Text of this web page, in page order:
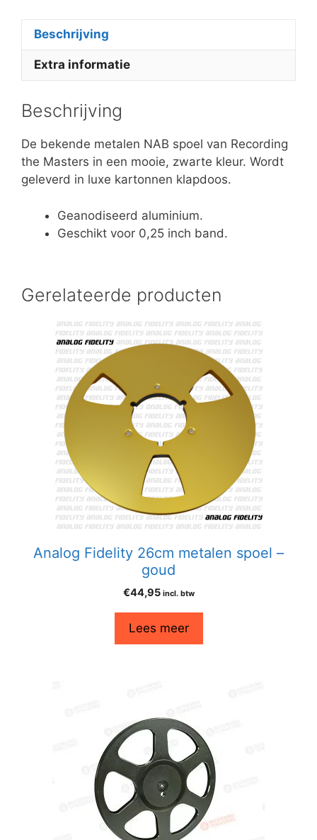
Beschrijving
Extra informatie
Beschrijving
De bekende metalen NAB spoel van Recording
the Masters in een mooie, zwarte kleur. Wordt
geleverd in luxe kartonnen klapdoos.
Geanodiseerd aluminium.
Geschikt voor 0,25 inch band.
Gerelateerde producten
Analog Fidelity 26cm metalen spoel –
goud
€44,95 incl. btw
Lees meer